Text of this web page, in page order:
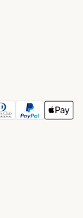
MethodPayment
club Payment
Paypal Payment
Apple